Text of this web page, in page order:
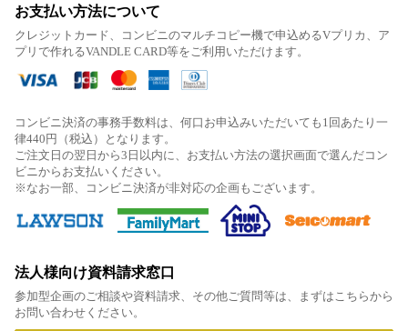
お支払い方法について
クレジットカード、コンビニのマルチコピー機で申込めるVプリカ、ア
プリで作れるVANDLE CARD等をご利用いただけます。
コンビニ決済の事務手数料は、何口お申込みいただいても1回あたり一
律440円（税込）となります。
ご注文日の翌日から3日以内に、お支払い方法の選択画面で選んだコン
ビニからお支払いください。
※なお一部、コンビニ決済が非対応の企画もございます。
法人様向け資料請求窓口
参加型企画のご相談や資料請求、その他ご質問等は、まずはこちらから
お問い合わせください。